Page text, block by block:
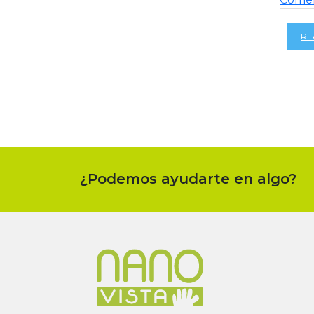
¿Podemos ayudarte en algo?